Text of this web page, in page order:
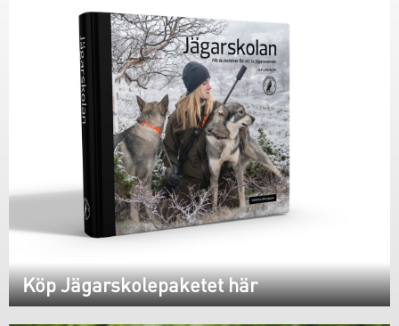
Köp Jägarskolepaketet här